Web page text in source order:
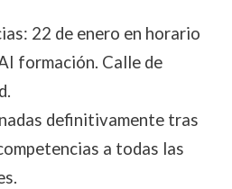
22 de enero en horario
formación. Calle de
definitivamente tras
a todas las